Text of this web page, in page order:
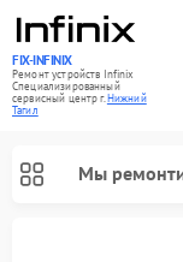
FIX-INFINIX
Ремонт устройств Infinix
Специализированный
cервисный центр г.Нижний
Тагил
Мы